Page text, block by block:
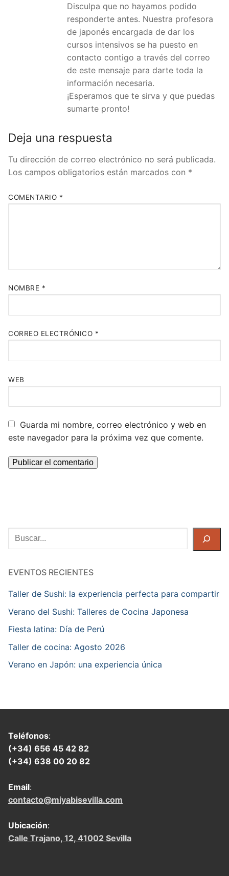
Disculpa que no hayamos podido
responderte antes. Nuestra profesora
de japonés encargada de dar los
cursos intensivos se ha puesto en
contacto contigo a través del correo
de este mensaje para darte toda la
información necesaria.
¡Esperamos que te sirva y que puedas
sumarte pronto!
Deja una respuesta
Tu dirección de correo electrónico no será publicada.
Los campos obligatorios están marcados con *
COMENTARIO *
NOMBRE *
CORREO ELECTRÓNICO *
WEB
Guarda mi nombre, correo electrónico y web en
este navegador para la próxima vez que comente.
Buscar
EVENTOS RECIENTES
Taller de Sushi: la experiencia perfecta para compartir
Verano del Sushi: Talleres de Cocina Japonesa
Fiesta latina: Día de Perú
Taller de cocina: Agosto 2026
Verano en Japón: una experiencia única
Teléfonos:
(+34) 656 45 42 82
(+34) 638 00 20 82
Email:
contacto@miyabisevilla.com
Ubicación:
Calle Trajano, 12, 41002 Sevilla